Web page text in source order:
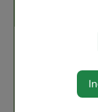
MildWild
3361